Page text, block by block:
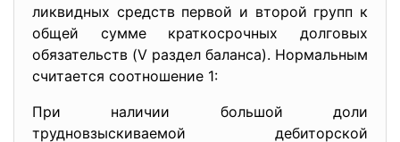
ликвидных средств первой и второй групп к
общей сумме краткосрочных долговых
обязательств (V раздел баланса). Нормальным
считается соотношение 1:
При наличии большой доли
трудновзыскиваемой дебиторской